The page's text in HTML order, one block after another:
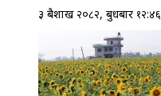
३ बैशाख २०८२, बुधबार १२:४६